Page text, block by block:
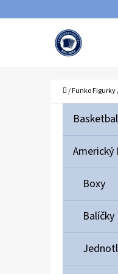
Domů
/Funko Figurky
Přeskočit
kategorie
K
T
G
R
E
Basketbal
Americký
Boxy
Balíčky
Zpět
Zpět